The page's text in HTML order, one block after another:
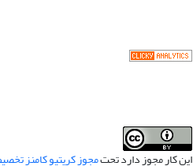
این کار مجوز دارد تحت